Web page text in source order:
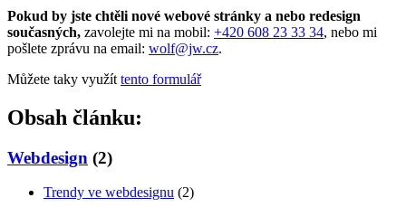
Pokud by jste chtěli nové webové stránky a nebo redesign
současných, zavolejte mi na mobil: +420 608 23 33 34, nebo mi
pošlete zprávu na email: wolf@jw.cz.
Můžete taky využít tento formulář
Obsah článku:
Webdesign (2)
Trendy ve webdesignu (2)